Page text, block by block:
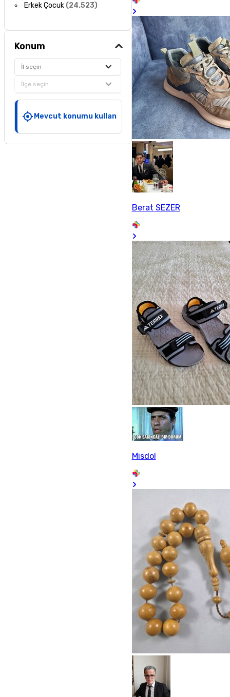
Erkek Çocuk (24.523)
Konum
İl seçin
İlçe seçin
Mevcut konumu kullan
Berat SEZER
Misdol